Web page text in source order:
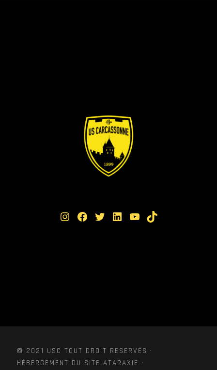
Instagram Facebook Twitter LinkedIn YouTube TikTok
© 2021 USC TOUT DROIT RESERVÉS ·
HÉBERGEMENT DU SITE ATARAXIE ·